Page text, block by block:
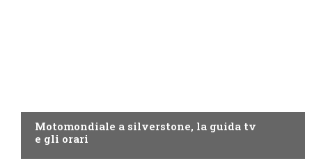
Motomondiale a silverstone, la guida tv
e gli orari